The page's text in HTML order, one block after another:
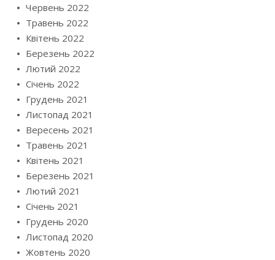
Червень 2022
Травень 2022
Квітень 2022
Березень 2022
Лютий 2022
Січень 2022
Грудень 2021
Листопад 2021
Вересень 2021
Травень 2021
Квітень 2021
Березень 2021
Лютий 2021
Січень 2021
Грудень 2020
Листопад 2020
Жовтень 2020